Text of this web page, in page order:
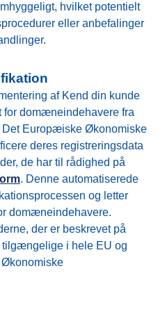
hvilket potentielt
eller anbefalinger
af Kend din kunde
for domæneindehavere fra
Europæiske Økonomiske
deres registreringsdata
de har til rådighed på
. Denne automatiserede
og letter
domæneindehavere.
der er beskrevet på
tilgængelige i hele EU og